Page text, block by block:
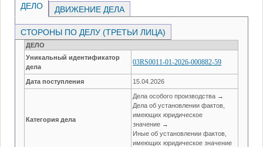
ДЕЛО ДВИЖЕНИЕ ДЕЛА
СТОРОНЫ ПО ДЕЛУ (ТРЕТЬИ ЛИЦА)
ДЕЛО
Уникальный идентификатор
дела
03RS0011-01-2026-000882-59
Дата поступления 15.04.2026
Категория дела
Дела особого производства →
Дела об установлении фактов,
имеющих юридическое
значение →
Иные об установлении фактов,
имеющих юридическое значение